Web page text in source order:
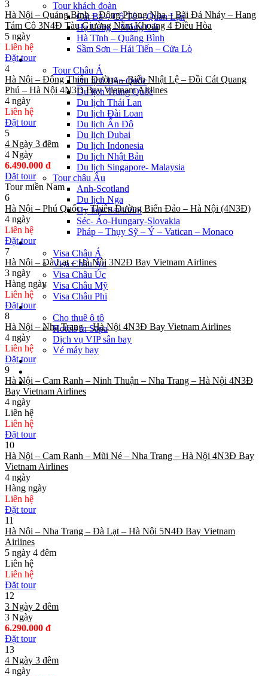
Tour khách đoàn
Cát Bà – Cô Tô – Quan Lạn
Hạ Long – Móng Cái
Hà Tĩnh – Quãng Bình
Sầm Sơn – Hải Tiến – Cửa Lò
Du lịch nước ngoài
Tour Châu Á
Du lịch Hàn Quốc
Du lịch Trung Quốc
Du lịch Thái Lan
Du lịch Đài Loan
Du lịch Ấn Độ
Du lịch Dubai
Du lịch Indonesia
Du lịch Nhật Bản
Du lịch Singapore- Malaysia
Tour châu Âu
Anh-Scotland
Du lịch Nga
Hy lap- Santorini
Séc- Áo-Hungary-Slovakia
Pháp – Thụy Sỹ – Ý – Vatican – Monaco
Visa
Visa Châu Á
Visa Châu Âu
Visa Châu Úc
Visa Châu Mỹ
Visa Châu Phi
Dịch vụ
Cho thuê ô tô
Hotels in Sapa
Dịch vụ VIP sân bay
Vé máy bay
Thông tin tour
Ảnh Khách Đoàn
3
Hà Nội – Quảng Bình – Động Phong Nha – Bãi Đá Nhảy – Hang
Tám Cô 3N4Đ Tàu Giường Nằm Khoang 4 Điều Hòa
5 ngày
Liên hệ
Đặt tour
4
Hà Nội – Động Thiên Đường – Biển Nhật Lệ – Đồi Cát Quang
Phú – Hà Nội 4N3Đ Bay Vietnam Airlines
4 ngày
Liên hệ
Đặt tour
5
4 Ngày 3 đêm
4 Ngày
6.490.000 đ
Đặt tour
Tour miền Nam
6
Hà Nội – Phú Quốc – Thiên Đường Biển Đảo – Hà Nội (4N3Đ)
4 ngày
Liên hệ
Đặt tour
7
Hà Nội – Đà Lạt – Hà Nội 3N2Đ Bay Vietnam Airlines
3 ngày
Hàng ngày
Liên hệ
Đặt tour
8
Hà Nội – Nha Trang – Hà Nội 4N3Đ Bay Vietnam Airlines
4 ngày
Liên hệ
Đặt tour
9
Hà Nội – Cam Ranh – Ninh Thuận – Nha Trang – Hà Nội 4N3Đ
Bay Vietnam Airlines
4 ngày
Liên hệ
Liên hệ
Đặt tour
10
Hà Nội – Cam Ranh – Mũi Né – Nha Trang – Hà Nội 4N3Đ Bay
Vietnam Airlines
4 ngày
Hàng ngày
Liên hệ
Đặt tour
11
Hà Nội – Nha Trang – Đà Lạt – Hà Nội 5N4Đ Bay Vietnam
Airlines
5 ngày 4 đêm
Liên hệ
Liên hệ
Đặt tour
12
3 Ngày 2 đêm
3 Ngày
6.290.000 đ
Đặt tour
13
4 Ngày 3 đêm
4 ngày